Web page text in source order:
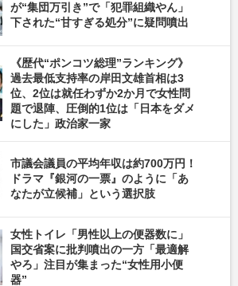
が“集団万引き”で「犯罪組織やん」
下された“甘すぎる処分”に疑問噴出
《歴代“ポンコツ総理”ランキング》
過去最低支持率の岸田文雄首相は3
位、2位は就任わずか2か月で女性問
題で退陣、圧倒的1位は「日本をダメ
にした」政治家一家
市議会議員の平均年収は約700万円！
ドラマ『銀河の一票』のように「あ
なたが立候補」という選択肢
女性トイレ「男性以上の便器数に」
国交省案に批判噴出の一方「最適解
やろ」注目が集まった“女性用小便
器”